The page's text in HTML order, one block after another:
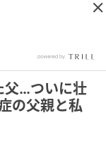
父…ついに壮
の父親と私